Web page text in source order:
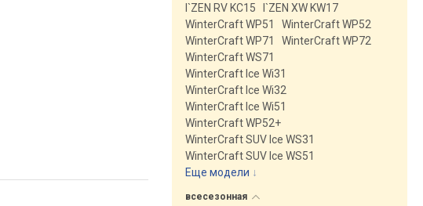
I`ZEN RV KC15
I`ZEN XW KW17
WinterCraft WP51
WinterCraft WP52
WinterCraft WP71
WinterCraft WP72
WinterCraft WS71
WinterCraft Ice Wi31
WinterCraft Ice Wi32
WinterCraft Ice Wi51
WinterCraft WP52+
WinterCraft SUV Ice WS31
WinterCraft SUV Ice WS51
Еще модели ↓
всесезонная